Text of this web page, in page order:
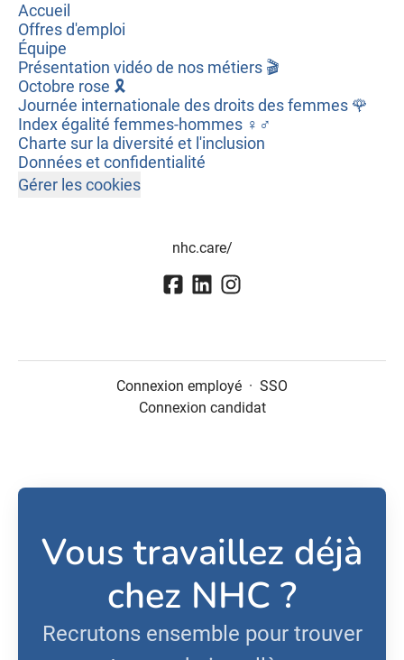
Accueil
Offres d'emploi
Équipe
Présentation vidéo de nos métiers 🎬
Octobre rose 🎗️
Journée internationale des droits des femmes 🌹
Index égalité femmes-hommes ♀️♂️
Charte sur la diversité et l'inclusion
Données et confidentialité
Gérer les cookies
nhc.care/
Connexion employé · SSO
Connexion candidat
Vous travaillez déjà
chez NHC ?
Recrutons ensemble pour trouver